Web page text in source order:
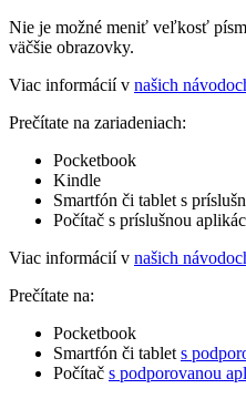
Nie je možné meniť veľkosť
väčšie obrazovky.
Viac informácií v našich
Prečítate na zariadeniach:
Pocketbook
Kindle
Smartfón či tablet s
Počítač s príslušnou
Viac informácií v našich
Prečítate na:
Pocketbook
Smartfón či tablet s
Počítač s podporovanou